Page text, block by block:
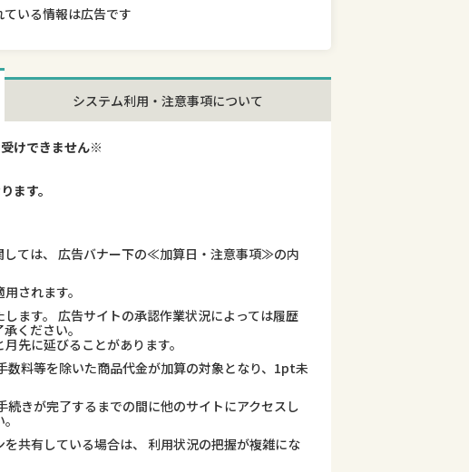
いる情報は広告です
システム利用・注意事項について
けできません※
ます。
ては、 広告バナー下の≪加算日・注意事項≫の内
されます。
ます。 広告サイトの承認作業状況によっては履歴
ください。
先に延びることがあります。
数料等を除いた商品代金が加算の対象となり、1pt未
きが完了するまでの間に他のサイトにアクセスし
共有している場合は、 利用状況の把握が複雑にな